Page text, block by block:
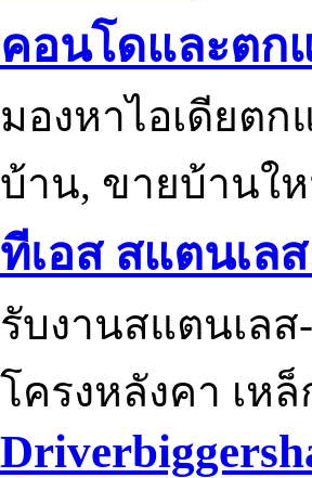
คอนโดและตก
มองหาไอเดียต
บ้าน, ขายบ้านใ
ทีเอส สแตนเล
รับงานสแตนเล
โครงหลังคา เห